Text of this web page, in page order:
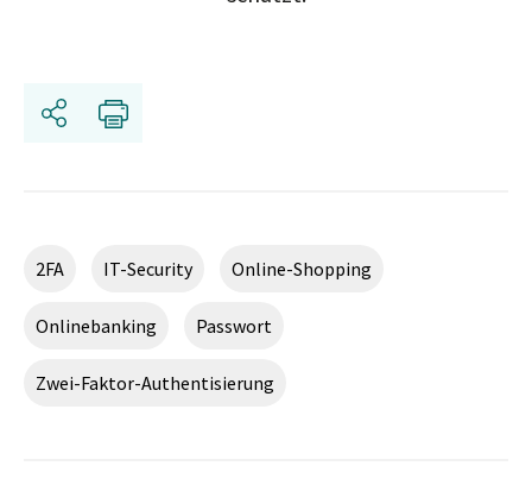
Share
2FA IT-Security Online-Shopping
Onlinebanking Passwort
Zwei-Faktor-Authentisierung